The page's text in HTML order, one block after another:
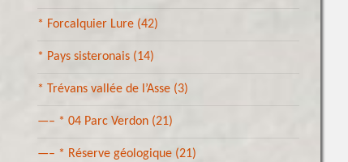
* Forcalquier Lure (42)
* Pays sisteronais (14)
* Trévans vallée de l’Asse (3)
—– * 04 Parc Verdon (21)
—– * Réserve géologique (21)